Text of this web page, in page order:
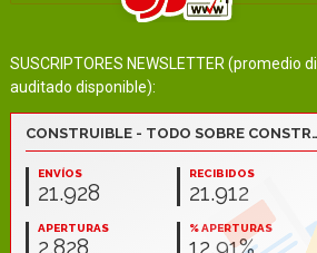
SUSCRIPTORES NEWSLETTER (promedio
auditado disponible):